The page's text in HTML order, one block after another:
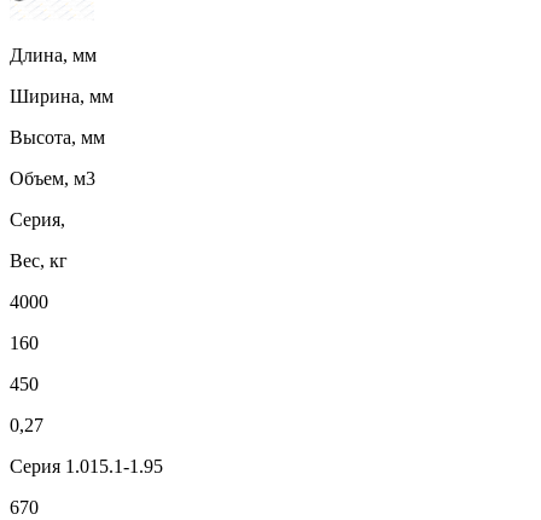
Длина, мм
Ширина, мм
Высота, мм
Объем, м3
Серия,
Вес, кг
4000
160
450
0,27
Серия 1.015.1-1.95
670